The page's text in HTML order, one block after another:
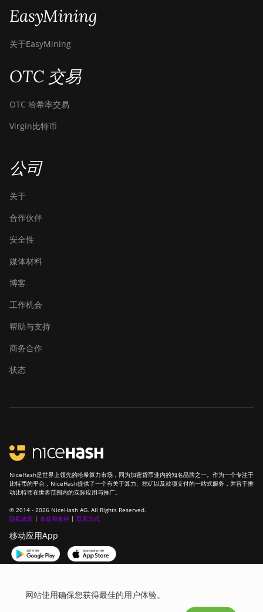
EasyMining
关于EasyMining
OTC 交易
OTC 哈希率交易
Virgin比特币
公司
关于
合作伙伴
安全性
媒体材料
博客
工作机会
帮助与支持
商务合作
状态
NiceHash是世界上领先的哈希算力市场，同为加密货币业内的知名品牌之一。作为一个专注于
比特币的平台，NiceHash提供了一个有关于算力、挖矿以及款项支付的一站式服务，并旨于推
动比特币在世界范围内的实际应用与推广。
© 2014 - 2026 NiceHash AG. All Rights Reserved.
隐私政策 | 条款和条件 | 联系方式
移动应用App
网站使用确保您获得最佳的用户体验。